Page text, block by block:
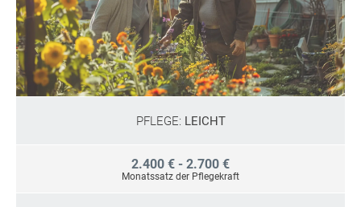
PFLEGE: LEICHT
2.400 € - 2.700 €
Monatssatz der Pflegekraft